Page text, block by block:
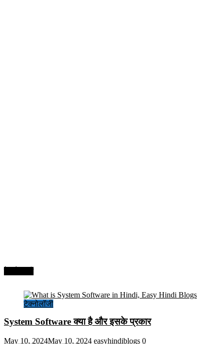
टेक्नोलॉजी
System Software क्या है और इसके प्रकार
May 10, 2024May 10, 2024 easyhindiblogs 0